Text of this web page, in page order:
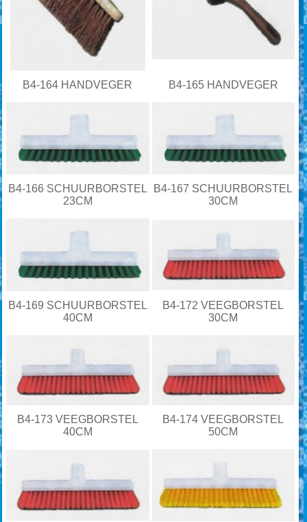
B4-164 HANDVEGER B4-165 HANDVEGER
B4-166 SCHUURBORSTEL
23CM
B4-167 SCHUURBORSTEL
30CM
B4-169 SCHUURBORSTEL
40CM
B4-172 VEEGBORSTEL
30CM
B4-173 VEEGBORSTEL
40CM
B4-174 VEEGBORSTEL
50CM